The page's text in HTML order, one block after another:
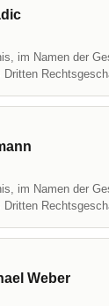
im Namen der
Dritten
im Namen der
Dritten
Weber